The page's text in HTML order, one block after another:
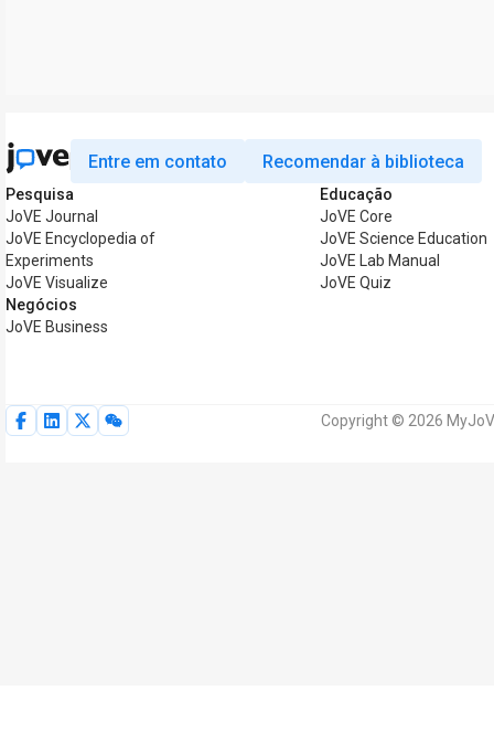
Entre em contato Recomendar à biblioteca
Pesquisa
JoVE Journal
JoVE Encyclopedia of
Experiments
JoVE Visualize
Negócios
JoVE Business
Educação
JoVE Core
JoVE Science Education
JoVE Lab Manual
JoVE Quiz
Copyright © 2026